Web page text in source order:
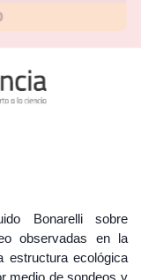
Bonarelli sobre
observadas en la
estructura ecológica